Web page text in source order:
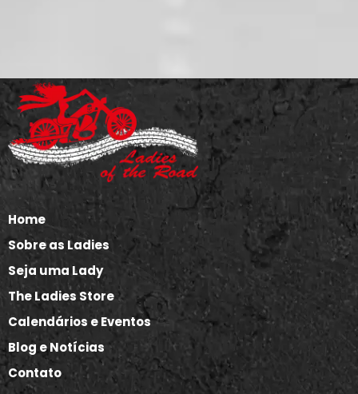
Home
Sobre as Ladies
Seja uma Lady
The Ladies Store
Calendários e Eventos
Blog e Notícias
Contato